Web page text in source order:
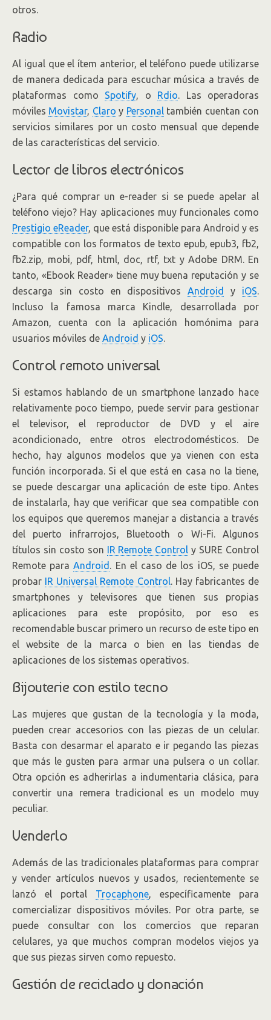
otros.
Radio
Al igual que el ítem anterior, el teléfono puede utilizarse
de manera dedicada para escuchar música a través de
plataformas como Spotify, o Rdio. Las operadoras
móviles Movistar, Claro y Personaltambién cuentan con
servicios similares por un costo mensual que depende
de las características del servicio.
Lector de libros electrónicos
¿Para qué comprar un e-reader si se puede apelar al
teléfono viejo? Hay aplicaciones muy funcionales como
Prestigio eReader, que está disponible para Android y es
compatible con los formatos de texto epub, epub3, fb2,
fb2.zip, mobi, pdf, html, doc, rtf, txt y Adobe DRM. En
tanto, «Ebook Reader» tiene muy buena reputación y se
descarga sin costo en dispositivosAndroid y iOS.
Incluso la famosa marca Kindle, desarrollada por
Amazon, cuenta con la aplicación homónima para
usuarios móviles de Android y iOS.
Control remoto universal
Si estamos hablando de un smartphone lanzado hace
relativamente poco tiempo, puede servir para gestionar
el televisor, el reproductor de DVD y el aire
acondicionado, entre otros electrodomésticos. De
hecho, hay algunos modelos que ya vienen con esta
función incorporada. Si el que está en casa no la tiene,
se puede descargar una aplicación de este tipo. Antes
de instalarla, hay que verificar que sea compatible con
los equipos que queremos manejar a distancia a través
del puerto infrarrojos, Bluetooth o Wi-Fi. Algunos
títulos sin costo son IR Remote Control y SURE Control
Remote paraAndroid . En el caso de los iOS, se puede
probar IR Universal Remote Control. Hay fabricantes de
smartphones y televisores que tienen sus propias
aplicaciones para este propósito, por eso es
recomendable buscar primero un recurso de este tipo en
el website de la marca o bien en las tiendas de
aplicaciones de los sistemas operativos.
Bijouterie con estilo tecno
Las mujeres que gustan de la tecnología y la moda,
pueden crear accesorios con las piezas de un celular.
Basta con desarmar el aparato e ir pegando las piezas
que más le gusten para armar una pulsera o un collar.
Otra opción es adherirlas a indumentaria clásica, para
convertir una remera tradicional es un modelo muy
peculiar.
Venderlo
Además de las tradicionales plataformas para comprar
y vender artículos nuevos y usados, recientemente se
lanzó el portal Trocaphone, específicamente para
comercializar dispositivos móviles. Por otra parte, se
puede consultar con los comercios que reparan
celulares, ya que muchos compran modelos viejos ya
que sus piezas sirven como repuesto.
Gestión de reciclado y donación